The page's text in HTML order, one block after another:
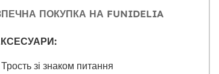
ПОКУПКА НА FUNIDELIA
Трость зі знаком питання